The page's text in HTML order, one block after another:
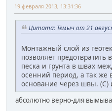
19 февраля 2013, 13:31:36
Цитата: Тёмыч от 21
Монтажный слой из
позволяет
песка и грунта в швах
осенний период, а так же
основание через швы. (С)
абсолютно верно-для